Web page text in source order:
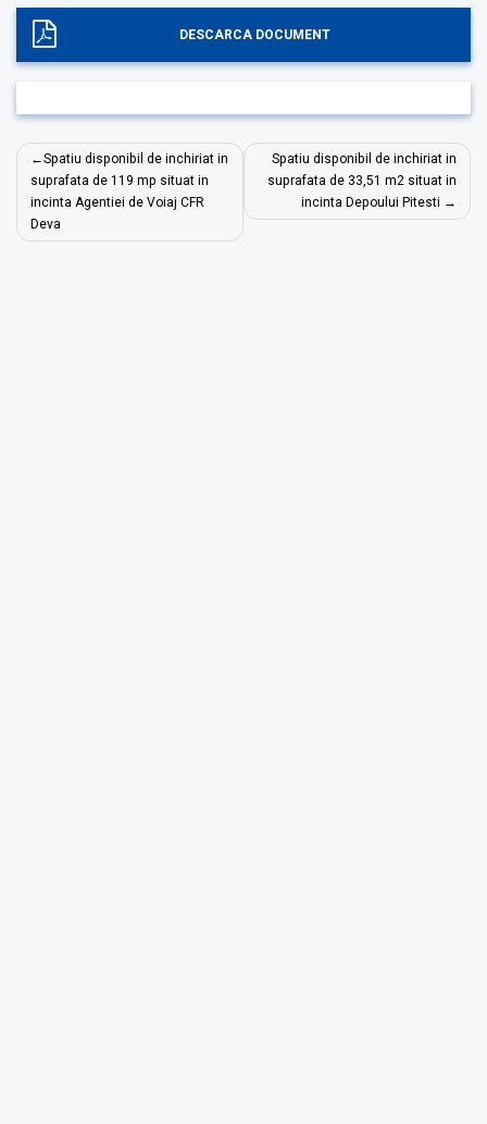
DESCARCA DOCUMENT
Navigare
în
articole
Spatiu disponibil de inchiriat in
suprafata de 119 mp situat in
incinta Agentiei de Voiaj CFR
Deva
Spatiu disponibil de inchiriat in
suprafata de 33,51 m2 situat in
incinta Depoului Pitesti